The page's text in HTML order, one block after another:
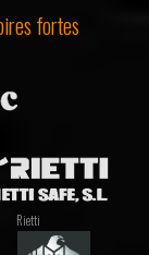
fortes
Rietti